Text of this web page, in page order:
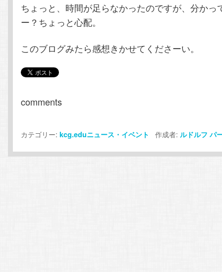
ちょっと、時間が足らなかったのですが、分かっ
ー？ちょっと心配。
このブログみたら感想きかせてくださーい。
comments
カテゴリー:kcg.eduニュース・イベント 作成者:ルドルフ パ